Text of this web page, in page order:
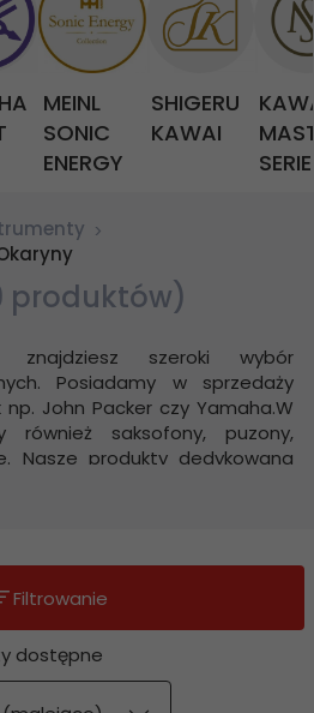
MEINL
SONIC
ENERGY
SHIGERU
KAWAI
produktów)
szeroki wybór
Posiadamy w sprzedaży
John Packer czy Yamaha.W
również saksofony, puzony,
Nasze produkty dedykowana
jak również osób
z muzyką. W tym miejscu
nim codzienne używanie
łatwiejsze. Ze względu na
instrumentów dętych każdy
coś dla siebie. W naszym
Filtrowanie
dostępne